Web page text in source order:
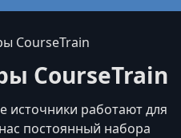
CourseTrain
CourseTrain
источники работают для
постоянный набора